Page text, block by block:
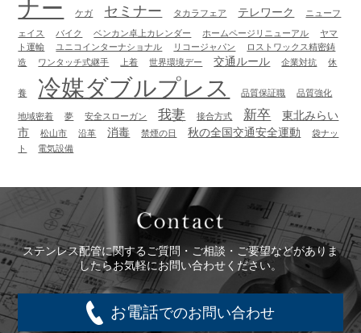
ナー
ケガ セミナー タカラフェア テレワーク ニューフ
ェイス バイク ベンカン卓上カレンダー ホームページリニューアル
ヤマ
ト運輸
ユニコインターナショナル リコージャパン
ロストワックス精密鋳
造
ワンタッチ式継手 上着 世界環境デー 交通ルール 企業対抗 休
養 冷媒ダブルプレス 品質保証職 品質強化
地域密着 夢 安全スローガン 我妻 接合方式 新卒
東北みらい
市
松山市 沿革 消毒 禁煙の日 秋の全国交通安全運動
袋ナッ
ト
電気設備
ステンレス配管に関するご質問・ご相談・ご要望などがありま
したらお気軽にお問い合わせください。
お電話でのお問い合わせ